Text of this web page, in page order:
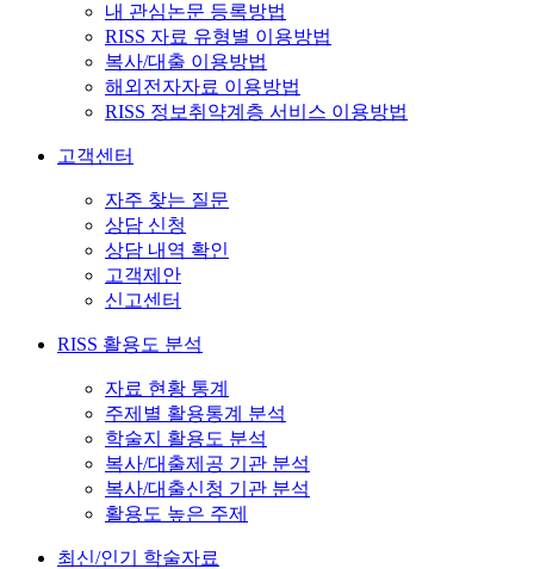
내 관심논문 등록방법
RISS 자료 유형별 이용방법
복사/대출 이용방법
해외전자자료 이용방법
RISS 정보취약계층 서비스 이용방법
고객센터
자주 찾는 질문
상담 신청
상담 내역 확인
고객제안
신고센터
RISS 활용도 분석
자료 현황 통계
주제별 활용통계 분석
학술지 활용도 분석
복사/대출제공 기관 분석
복사/대출신청 기관 분석
활용도 높은 주제
최신/인기 학술자료